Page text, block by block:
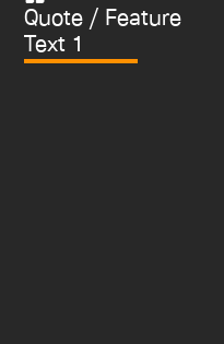
Quote / Feature
Text 1